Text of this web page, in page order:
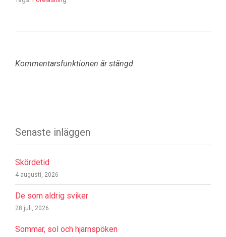
Kommentarsfunktionen är stängd.
Senaste inläggen
Skördetid
4 augusti, 2026
De som aldrig sviker
28 juli, 2026
Sommar, sol och hjärnspöken